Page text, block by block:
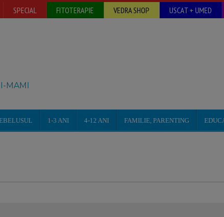
SPECIAL FITOTERAPIE VEDRA SHOP USCAT + UMED
MAMI
1-3 ANI 4-12 ANI FAMILIE, PARENTING